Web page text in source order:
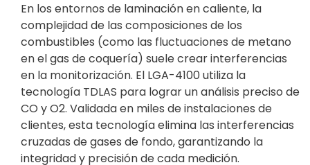
En los entornos de laminación en caliente, la
complejidad de las composiciones de los
combustibles (como las fluctuaciones de metano
en el gas de coquería) suele crear interferencias
en la monitorización. El LGA-4100 utiliza la
tecnología TDLAS para lograr un análisis preciso de
CO y O2. Validada en miles de instalaciones de
clientes, esta tecnología elimina las interferencias
cruzadas de gases de fondo, garantizando la
integridad y precisión de cada medición.